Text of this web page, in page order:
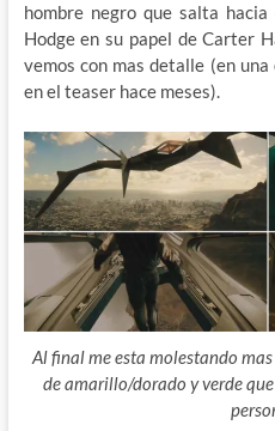
hombre negro que salta
Hodge en su papel de Carter
vemos con mas detalle (en
en el teaser hace meses).
Al final me esta molestando
de amarillo/dorado y verde